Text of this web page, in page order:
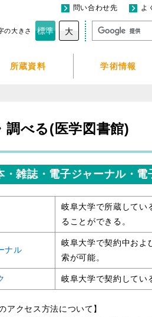
問い合わせ先 よ
の大きさ 標準 大
所蔵資料 学術情報
調べる(医学図書館)
・雑誌・電子ジャーナル・電
岐阜大学で所蔵してい
ることができる。
ナル
岐阜大学で契約中およ
索が可能。
岐阜大学で契約してい
アクセス方法について】